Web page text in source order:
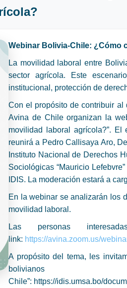
Webinar Bolivia-Chile: ¿Cómo
La movilidad laboral entre
sector agrícola. Este
institucional, protección de
Con el propósito de contribuir
Avina de Chile organizan la
movilidad laboral agrícola?”.
reunirá a Pedro Callisaya Aro,
Instituto Nacional de Derechos
Sociológicas “Mauricio
IDIS. La moderación estará a
En la webinar se analizarán los
movilidad laboral.
Las personas
link: https://avina.zoom.us/
A propósito del tema, les
Chile”: https://idis.umsa.bo/